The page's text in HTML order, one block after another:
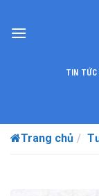
content
TIN TỨC
Trang chủ